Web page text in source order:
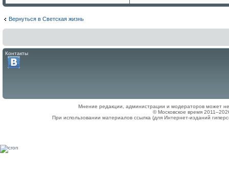
Вернуться в Светская жизнь
Контакты
Мнение редакции, администрации и модераторов может
© Московское время
При использовании материалов ссылка (для Интернет-изданий